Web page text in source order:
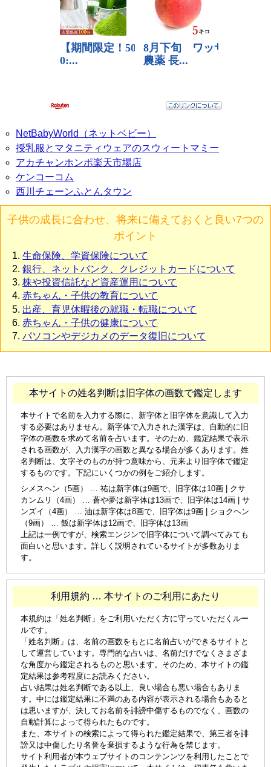
NetBabyWorld（ネットベビー）
授乳服とマタニティウェアのスウィートマミー
アカチャンホンポ楽天市場店
ケンコーコム
西川チェーンふとんタウン
子供の成長に合わせ、将来に備えておくと良い7つの
ポイント
生命保険、学資保険について
銀行、ネットバンク、クレジットカードについて
株や投資信託など資産運用について
赤ちゃん・子供の教育について
出産、育児休暇後の就職・転職について
赤ちゃん・子供の健康について
パソコンやデジカメのデータ復旧について
本サイトの姓名判断は旧字体の画数で鑑定します
本サイトで名前を入力する際に、新字体と旧字体を意識して入力
する必要はありません。新字体で入力された漢字は、自動的に旧
字体の画数を求めて名前を占います。そのため、鑑定結果で表示
される画数が、入力漢字の画数と異なる場合が多くあります。姓
名判断は、文字そのものが持つ意味から、元来より旧字体で鑑定
するものです。下記にいくつかの例をご紹介します。
シメスヘン（5画） … 祐は新字体は9画で、旧字体は10画 | クサ
カンムリ（4画） … 蒼や夢は新字体は13画で、旧字体は14画 | サ
ンズイ（4画） … 油は新字体は8画で、旧字体は9画 | ショクヘン
（9画） … 飯は新字体は12画で、旧字体は13画
上記は一例ですが、検索エンジンで旧字体について調べてみても
面白いと思います。詳しく説明されているサイトが多数ありま
す。
利用規約 … 本サイトのご利用にあたり
本規約は「姓名判断」をご利用いただく方に守っていただくルー
ルです。
「姓名判断」は、名前の画数をもとに名前占いができるサイトと
して運営しています。専門的な占いは、名前だけでなくさまざま
な角度から鑑定されるものと思います。そのため、本サイトの鑑
定結果は参考程度にお読みください。
占い結果は姓名判断である以上、良い場合も悪い場合もありま
す。中には鑑定結果に不満のある内容が表示される場合もあると
は思いますが、決してお名前を誹謗中傷するものでなく、画数の
自動計算によって得られたものです。
また、本サイトの検索によって得られた鑑定結果で、第三者を誹
謗又は中傷したり名誉を棄損するような行為を禁じます。
サイト利用者が本ウェブサイトのコンテンンツを利用したことで